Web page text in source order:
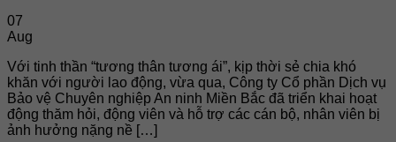
07
Aug
Với tinh thần “tương thân tương ái”, kịp thời sẻ chia khó
khăn với người lao động, vừa qua, Công ty Cổ phần Dịch vụ
Bảo vệ Chuyên nghiệp An ninh Miền Bắc đã triển khai hoạt
động thăm hỏi, động viên và hỗ trợ các cán bộ, nhân viên bị
ảnh hưởng nặng nề […]